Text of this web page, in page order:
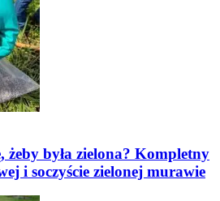
żeby była zielona? Kompletny
i soczyście zielonej murawie